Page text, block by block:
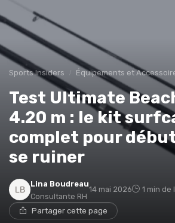
Sports Insiders Équipements et
Test Ultimate
4.20 m : le kit
complet pour
se ruiner
Lina Boudreau
Consultante RH
14 mai 2026 1 min de
Partager cette page